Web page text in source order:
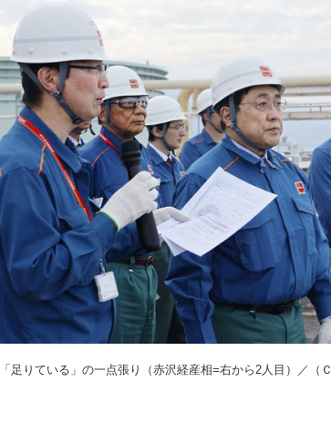
「足りている」の一点張り（赤沢経産相=右から2人目）／（